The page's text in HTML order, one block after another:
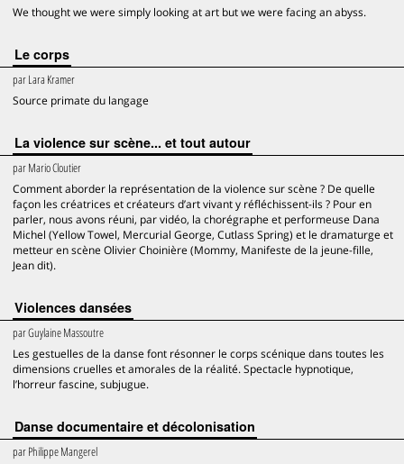
We thought we were simply looking at art but we were facing an abyss.
Le corps
parLara Kramer
Source primate du langage
La violence sur scène... et tout autour
parMario Cloutier
Comment aborder la représentation de la violence sur scène ? De quelle
façon les créatrices et créateurs d’art vivant y réfléchissent-ils ? Pour en
parler, nous avons réuni, par vidéo, la chorégraphe et performeuse Dana
Michel (Yellow Towel, Mercurial George, Cutlass Spring) et le dramaturge et
metteur en scène Olivier Choinière (Mommy, Manifeste de la jeune-fille,
Jean dit).
Violences dansées
parGuylaine Massoutre
Les gestuelles de la danse font résonner le corps scénique dans toutes les
dimensions cruelles et amorales de la réalité. Spectacle hypnotique,
l’horreur fascine, subjugue.
Danse documentaire et décolonisation
parPhilippe Mangerel